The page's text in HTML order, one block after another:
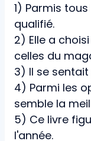
1) Parmis
qualifié.
2) Elle a
celles du
3) Il se
4) Parmi les
semble la
5) Ce livre
l'année.